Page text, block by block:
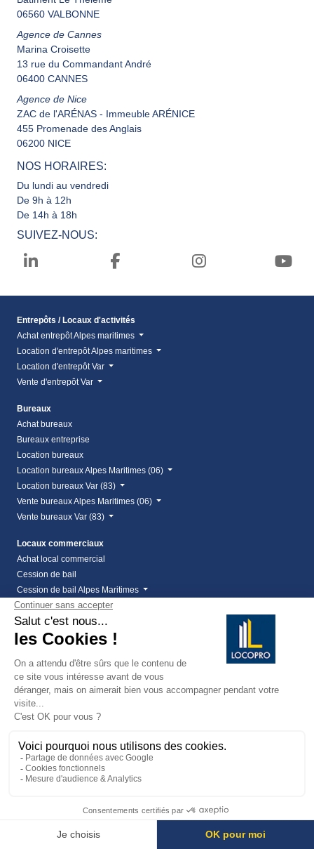
06560 VALBONNE
Agence de Cannes
Marina Croisette
13 rue du Commandant André
06400 CANNES
Agence de Nice
ZAC de l'ARÉNAS - Immeuble ARÉNICE
455 Promenade des Anglais
06200 NICE
NOS HORAIRES:
Du lundi au vendredi
De 9h à 12h
De 14h à 18h
SUIVEZ-NOUS:
Entrepôts / Locaux d'activités
Achat entrepôt Alpes maritimes
Location d'entrepôt Alpes maritimes
Location d'entrepôt Var
Vente d'entrepôt Var
Bureaux
Achat bureaux
Bureaux entreprise
Location bureaux
Location bureaux Alpes Maritimes (06)
Location bureaux Var (83)
Vente bureaux Alpes Maritimes (06)
Vente bureaux Var (83)
Locaux commerciaux
Achat local commercial
Cession de bail
Cession de bail Alpes Maritimes
Cession de bail fréjus
Droit au bail - Locopro Immobilier entreprise
Droit au bail Cannes
Droit au bail Mandelieu
Location de local commercial dans le 06
Location local commercial Alpes Maritimes
Location local commercial Var
vente local commercial à les arcs
Vente local commercial Alpes Maritimes
Fonds de commerce Alpes-Maritimes